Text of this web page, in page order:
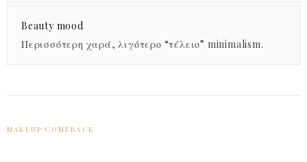
Beauty mood
Περισσότερη χαρά, λιγότερο “τέλειο” minimalism.
MAKEUP COMEBACK